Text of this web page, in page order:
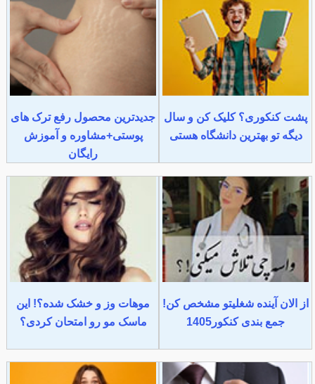
پشت کنکوری؟ کلیک کن و سال
دیگه تو بهترین دانشگاه هستی
جدیدترین محصول رفع ترک های
پوستی+مشاوره و آموزش
رایگان
از الان آینده شغلیتو مشخص کن!
جمع بندی کنکور1405
موهات وز و خشک شده؟! این
ماسک مو رو امتحان کردی؟